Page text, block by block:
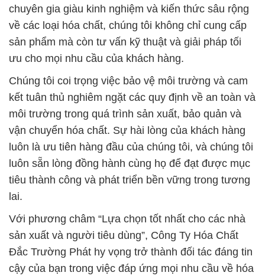
chuyên gia giàu kinh nghiệm và kiến thức sâu rộng
về các loại hóa chất, chúng tôi không chỉ cung cấp
sản phẩm mà còn tư vấn kỹ thuật và giải pháp tối
ưu cho mọi nhu cầu của khách hàng.
Chúng tôi coi trọng việc bảo vệ môi trường và cam
kết tuân thủ nghiêm ngặt các quy định về an toàn và
môi trường trong quá trình sản xuất, bảo quản và
vận chuyển hóa chất. Sự hài lòng của khách hàng
luôn là ưu tiên hàng đầu của chúng tôi, và chúng tôi
luôn sẵn lòng đồng hành cùng họ để đạt được mục
tiêu thành công và phát triển bền vững trong tương
lai.
Với phương châm “Lựa chọn tốt nhất cho các nhà
sản xuất và người tiêu dùng”, Công Ty Hóa Chất
Đắc Trường Phát hy vọng trở thành đối tác đáng tin
cậy của bạn trong việc đáp ứng mọi nhu cầu về hóa